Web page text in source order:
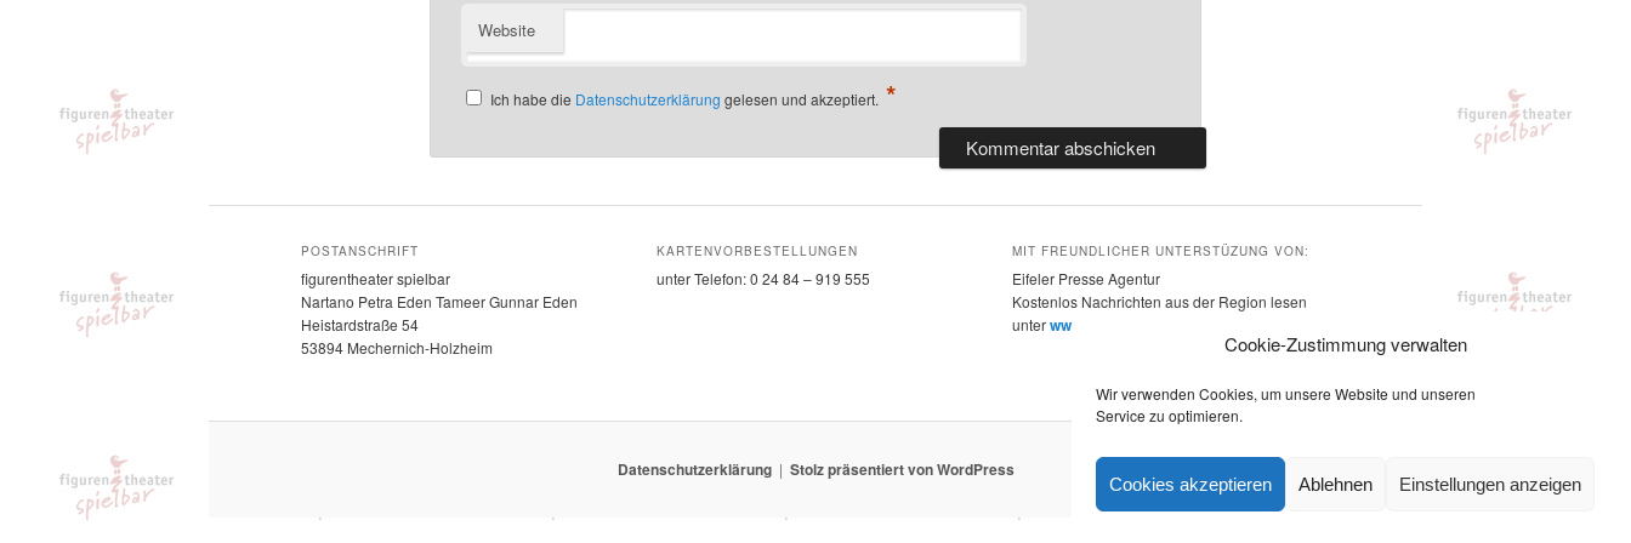
Cookie-Zustimmung verwalten
Wir verwenden Cookies, um unsere Website und unseren
Service zu optimieren.
Cookies akzeptieren Ablehnen Einstellungen anzeigen
Website
Ich habe die Datenschutzerklärung gelesen und akzeptiert.*
POSTANSCHRIFT
figurentheater spielbar
Nartano Petra Eden Tameer Gunnar Eden
Heistardstraße 54
53894 Mechernich-Holzheim
KARTENVORBESTELLUNGEN
unter Telefon: 0 24 84 – 919 555
MIT FREUNDLICHER UNTERSTÜZUNG VON:
Eifeler Presse Agentur
Kostenlos Nachrichten aus der Region lesen
unterwww.eifeler-presse-agentur.de
Datenschutzerklärung Stolz präsentiert von WordPress